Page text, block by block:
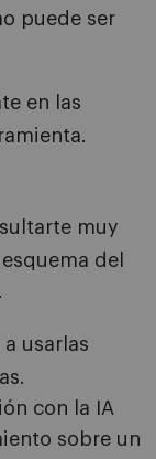
puede ser
en las
muy
del
usarlas
con la IA
sobre un